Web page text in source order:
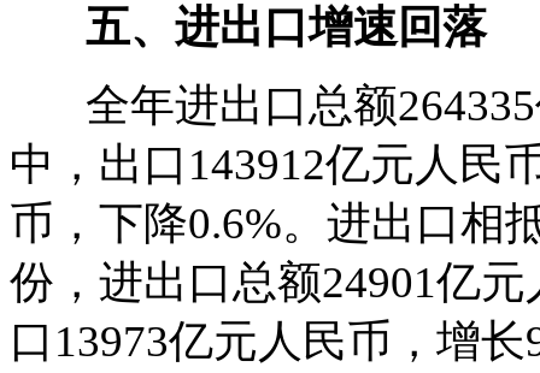
五、进出口增速回落
全年进出口总额264335
中，出口143912亿元人民
币，下降0.6%。进出口相
份，进出口总额24901亿
口13973亿元人民币，增